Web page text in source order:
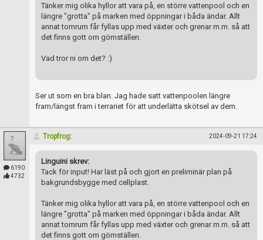
Tänker mig olika hyllor att vara på, en större vattenpool och en
längre "grotta" på marken med öppningar i båda ändar. Allt
annat tomrum får fyllas upp med växter och grenar m.m. så att
det finns gott om gömställen.
Vad tror ni om det? :)
Ser ut som en bra blan. Jag hade satt vattenpoolen längre
fram/längst fram i terrariet för att underlätta skötsel av dem.
6190
4732
Tropfrog: 2024-09-21 17:24
Linguini skrev:
Tack för input! Har läst på och gjort en preliminär plan på
bakgrundsbygge med cellplast.
Tänker mig olika hyllor att vara på, en större vattenpool och en
längre "grotta" på marken med öppningar i båda ändar. Allt
annat tomrum får fyllas upp med växter och grenar m.m. så att
det finns gott om gömställen.